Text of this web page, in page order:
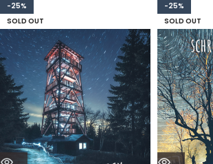
-25%
SOLD OUT
-25%
SOLD OUT